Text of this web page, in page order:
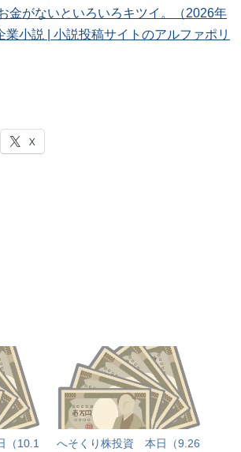
金がないといろいろキツイ。（2026年
業小説 | 小説投稿サイトのアルファポリ
X
（10.1
へそくり株投資 本日（9.26